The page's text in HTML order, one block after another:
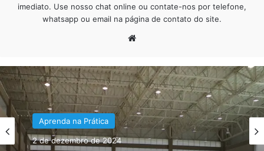
imediato. Use nosso chat online ou contate-nos por telefone,
whatsapp ou email na página de contato do site.
Aprenda na Prática
Piso Epóxi